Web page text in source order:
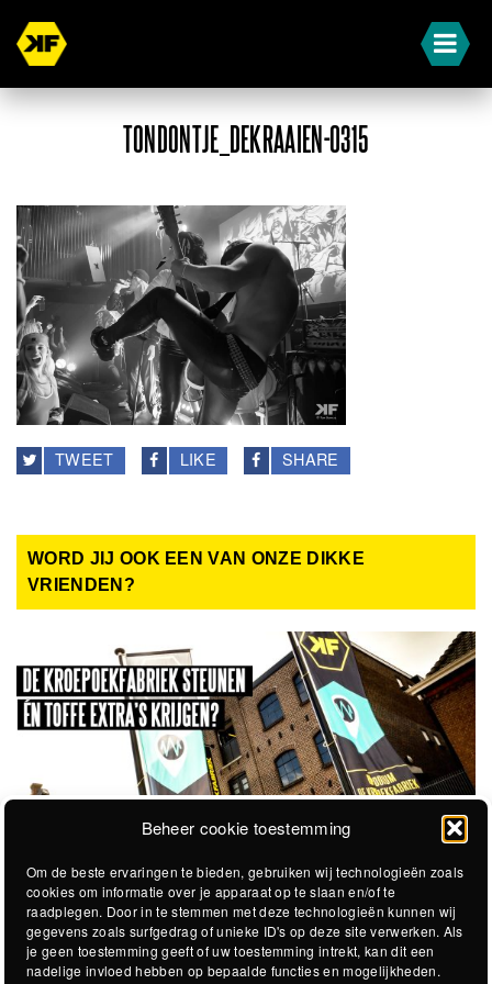
Beheer cookie toestemming
Om de beste ervaringen te bieden, gebruiken wij technologieën zoals
cookies om informatie over je apparaat op te slaan en/of te
raadplegen. Door in te stemmen met deze technologieën kunnen wij
gegevens zoals surfgedrag of unieke ID's op deze site verwerken. Als
je geen toestemming geeft of uw toestemming intrekt, kan dit een
nadelige invloed hebben op bepaalde functies en mogelijkheden.
TONDONTJE_DEKRAAIEN-0315
TWEET LIKE SHARE
WORD JIJ OOK EEN VAN ONZE DIKKE
VRIENDEN?